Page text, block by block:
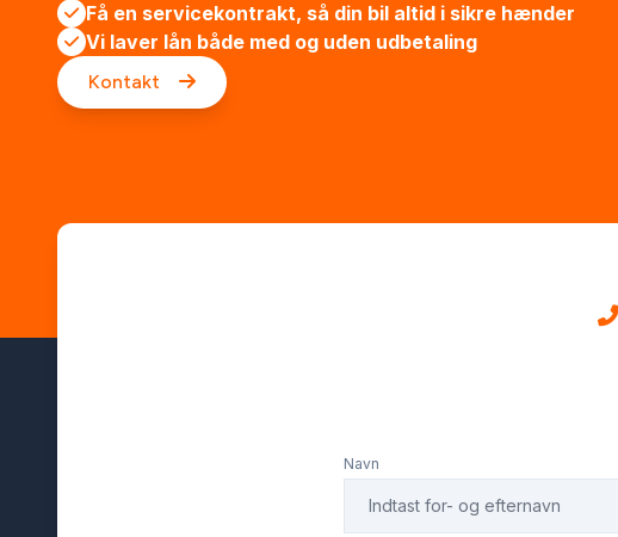
Få en servicekontrakt, så din bil altid i sikre hænder
Vi laver lån både med og uden udbetaling
Kontakt
Navn